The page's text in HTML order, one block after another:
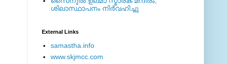
ശിലാസ്ഥാപനം നിര്‍വഹിച്ചു
External ‎Links
samastha.info
www.skjmcc.com